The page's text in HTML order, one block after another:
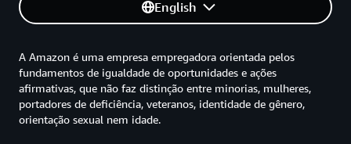
English
A Amazon é uma empresa empregadora orientada pelos
fundamentos de igualdade de oportunidades e ações
afirmativas, que não faz distinção entre minorias, mulheres,
portadores de deficiência, veteranos, identidade de gênero,
orientação sexual nem idade.